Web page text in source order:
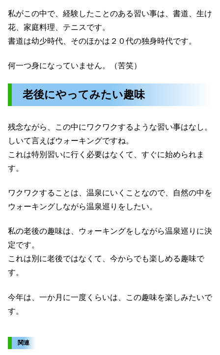
私がこの中で、経験したことのある習い事は、書道、生け
花、家庭料理、テニスです。
書道は幼少時代、そのほかは２０代の独身時代です。
何一つ身になっていません。（苦笑）
老後にやってみたい趣味
残念ながら、この中にワクワクするような習い事はなし。
しいて言えばウォーキングですね。
これは特別習いに行く必要はなくて、すぐに始められま
す。
ワクワクすることは、温泉にいくことなので、自然の中を
ウォーキングしながら温泉巡りをしたい。
私の老後の趣味は、ウォーキングをしながら温泉巡りに決
定です。
これは別に老後ではなくて、今からでも楽しめる趣味で
す。
今年は、一か月に一度くらいは、この趣味を楽しみたいで
す。
関連